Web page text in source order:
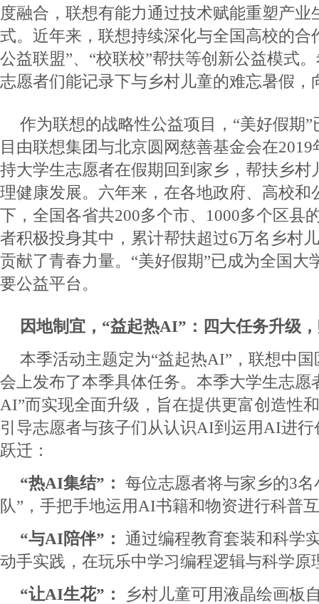
度融合，联想有能力通过技术赋能重塑产业
式。近年来，联想持续深化与全国高校的合
公益联盟”、“校联校”帮扶等创新公益模式
志愿者们能记录下与乡村儿童的难忘暑假，
作为联想的战略性公益项目，“美好假期
目由联想集团与北京圆网慈善基金会在
持大学生志愿者在假期回到家乡，帮扶乡村
理健康发展。六年来，在各地政府、高校和
下，全国各省共200多个市、1000多个区县
者积极投身其中，累计帮扶超过6万名乡村
贡献了青春力量。“美好假期”已成为全国大
要公益平台。
因地制宜，“益起热AI”：四大任务升级
本季活动主题定为“益起热AI”，联想中
会上发布了本季具体任务。本季大学生志愿
AI”而实现全面升级，旨在提供更富创造性
引导志愿者与孩子们从认识AI到运用AI进
跃迁：
“热AI集结”： 每位志愿者将与家乡的3
队”，手把手地运用AI书籍和物资进行科普
“与AI陪伴”： 通过编程教育套装和科学
动手实践，在玩乐中学习编程逻辑与科学原
“让AI生花”：
乡村儿童可用液晶绘画板